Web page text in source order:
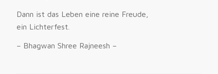
Dann ist das Leben eine reine Freude,
ein Lichterfest.
– Bhagwan Shree Rajneesh –